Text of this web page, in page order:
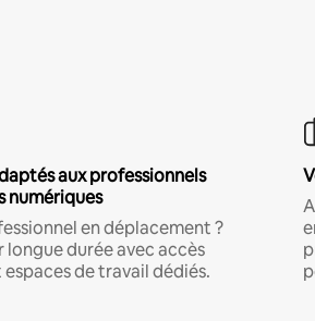
aux professionnels
numériques
en déplacement ?
longue durée avec accès
de travail dédiés.